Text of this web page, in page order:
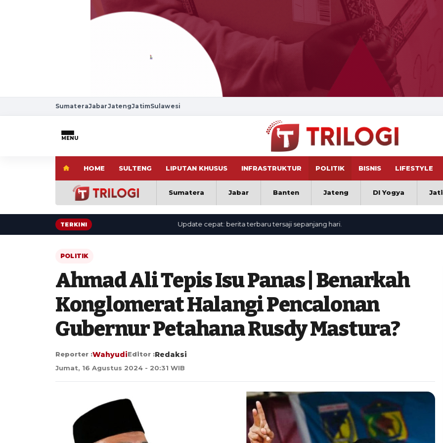
SumateraJabarJatengJatimSulawesi
MENU
HOME SULTENG LIPUTAN KHUSUS INFRASTRUKTUR POLITIK BISNIS LIFESTYLE
Sumatera Jabar Banten Jateng DI Yogya
TERKINI Update cepat: berita terbaru tersaji sepanjang hari.
POLITIK
Ahmad Ali Tepis Isu Panas | Benarkah
Konglomerat Halangi Pencalonan
Gubernur Petahana Rusdy Mastura?
Reporter :WahyudiEditor :Redaksi
Jumat, 16 Agustus 2024 - 20:31 WIB